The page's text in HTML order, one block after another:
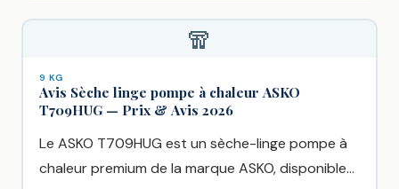
🧣
9 KG
Avis Sèche linge pompe à chaleur ASKO
T709HUG — Prix & Avis 2026
Le ASKO T709HUG est un sèche-linge pompe à
chaleur premium de la marque ASKO, disponible